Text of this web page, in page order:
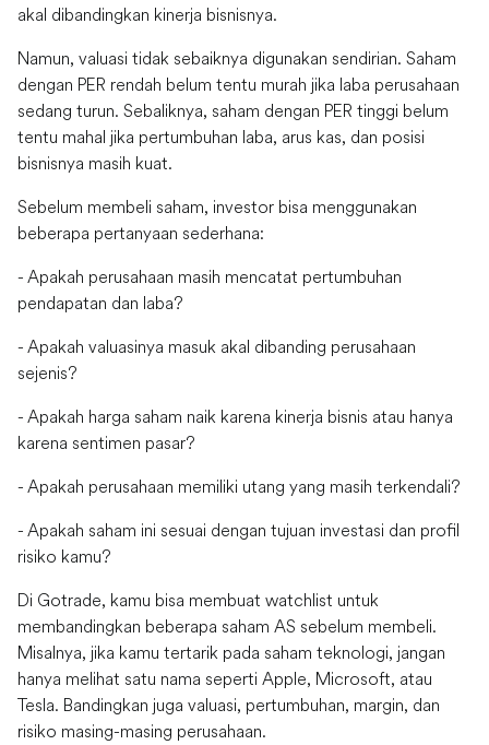
akal dibandingkan kinerja bisnisnya.
Namun, valuasi tidak sebaiknya digunakan sendirian. Saham
dengan PER rendah belum tentu murah jika laba perusahaan
sedang turun. Sebaliknya, saham dengan PER tinggi belum
tentu mahal jika pertumbuhan laba, arus kas, dan posisi
bisnisnya masih kuat.
Sebelum membeli saham, investor bisa menggunakan
beberapa pertanyaan sederhana:
- Apakah perusahaan masih mencatat pertumbuhan
pendapatan dan laba?
- Apakah valuasinya masuk akal dibanding perusahaan
sejenis?
- Apakah harga saham naik karena kinerja bisnis atau hanya
karena sentimen pasar?
- Apakah perusahaan memiliki utang yang masih terkendali?
- Apakah saham ini sesuai dengan tujuan investasi dan profil
risiko kamu?
Di Gotrade, kamu bisa membuat watchlist untuk
membandingkan beberapa saham AS sebelum membeli.
Misalnya, jika kamu tertarik pada saham teknologi, jangan
hanya melihat satu nama seperti Apple, Microsoft, atau
Tesla. Bandingkan juga valuasi, pertumbuhan, margin, dan
risiko masing-masing perusahaan.